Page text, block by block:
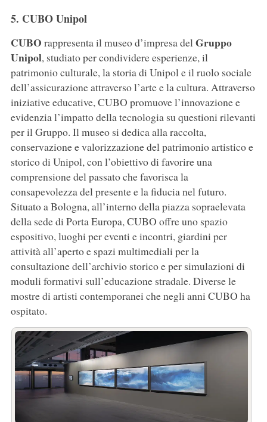
5. CUBO Unipol
CUBO rappresenta il museo d’impresa del Gruppo
Unipol, studiato per condividere esperienze, il
patrimonio culturale, la storia di Unipol e il ruolo sociale
dell’assicurazione attraverso l’arte e la cultura. Attraverso
iniziative educative, CUBO promuove l’innovazione e
evidenzia l’impatto della tecnologia su questioni rilevanti
per il Gruppo. Il museo si dedica alla raccolta,
conservazione e valorizzazione del patrimonio artistico e
storico di Unipol, con l’obiettivo di favorire una
comprensione del passato che favorisca la
consapevolezza del presente e la fiducia nel futuro.
Situato a Bologna, all’interno della piazza sopraelevata
della sede di Porta Europa, CUBO offre uno spazio
espositivo, luoghi per eventi e incontri, giardini per
attività all’aperto e spazi multimediali per la
consultazione dell’archivio storico e per simulazioni di
moduli formativi sull’educazione stradale. Diverse le
mostre di artisti contemporanei che negli anni CUBO ha
ospitato.